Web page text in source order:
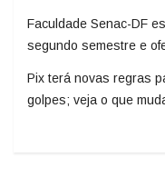
Faculdade Senac-DF
segundo semestre e
Pix terá novas regras
golpes; veja o que